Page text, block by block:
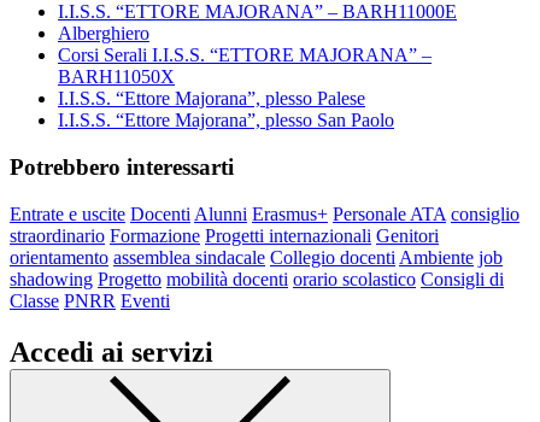
I.I.S.S. “ETTORE MAJORANA” – BARH11000E
Alberghiero
Corsi Serali I.I.S.S. “ETTORE MAJORANA” –
BARH11050X
I.I.S.S. “Ettore Majorana”, plesso Palese
I.I.S.S. “Ettore Majorana”, plesso San Paolo
Potrebbero interessarti
Entrate e uscite Docenti Alunni Erasmus+ Personale ATA consiglio
straordinario Formazione Progetti internazionali Genitori
orientamento assemblea sindacale Collegio docenti Ambiente job
shadowing Progetto mobilità docenti orario scolastico Consigli di
Classe PNRR Eventi
Accedi ai servizi